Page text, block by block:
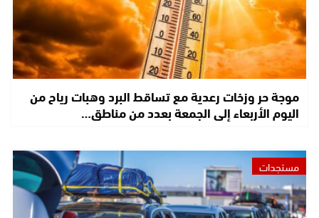
موجة حر وزخات رعدية مع تساقط البرد وهبات رياح من
اليوم الأربعاء إلى الجمعة بعدد من مناطق…
مستجدات